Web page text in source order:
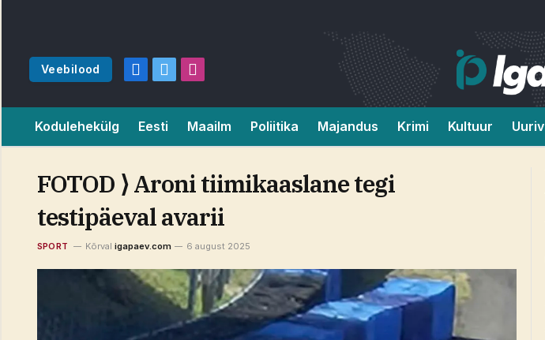
Veebilood
Facebook
X
Instagram
Kodulehekülg Eesti Maailm Poliitika Majandus Krimi Kultuur Uuriv
FOTOD ⟩ Aroni tiimikaaslane tegi
testipäeval avarii
SPORT Kõrval igapaev.com 6 august 2025